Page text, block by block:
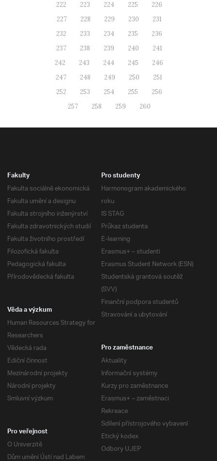
222
223 224 225
226
227
228 229 230
231
232
233 234 235
236
237
238 239 240
241
242
243 244 245
246
247
248 249 250
251
252
253 254 255
256
257
258 259 260
Fakulty
Fakulta sociálně ekonomická
Fakulta umění a designu
Fakulta strojního inženýrství
Fakulta zdravotnických studií
Fakulta životního prostředí
Filozofická fakulta
Pedagogická fakulta
Přírodovědecká fakulta
Pro studenty
Harmonogram akademického
roku
IS STAG
Průkaz studenta
E-learning
Erasmus+ – studenti
Erasmus Student Network (ESN)
Studentská grantová soutěž
(SVV)
Finanční podpora studentů
Stravování a ubytování
Věda a výzkum
Human Resources Strategy for
Researchers
Vědecká rada
Ediční činnost
Mezinárodní projekty
Národní projekty
Smluvní výzkum
Pro zaměstnance
Aktuality
Informační systémy
Kurzy pro zaměstnance
Erasmus+ – zaměstnaci
Rekreace
Sdílení přístrojového vybavení
Etický kodex
Odbory UJEP
Pro veřejnost
O Univerzitě
Dům umění Ústí nad Labem